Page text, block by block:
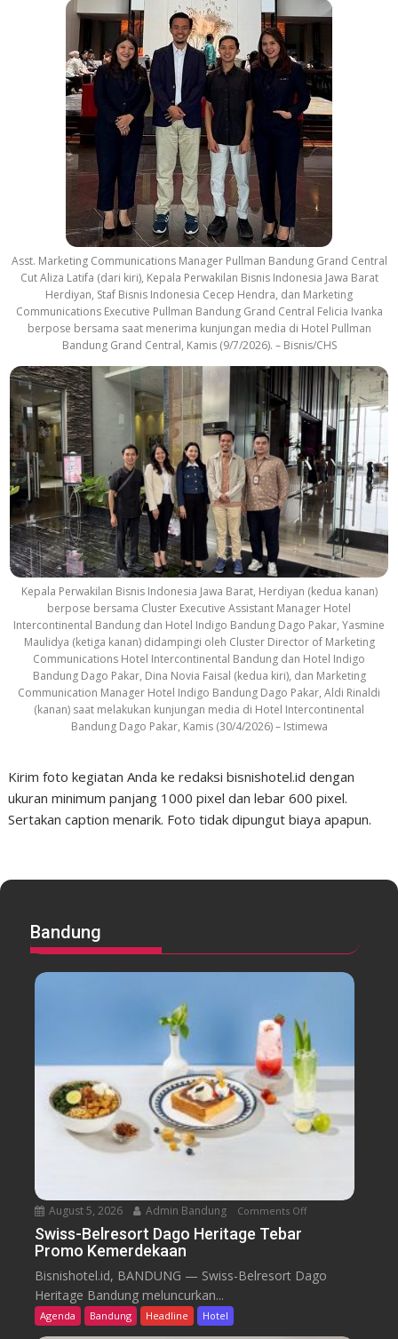
Asst. Marketing Communications Manager Pullman Bandung Grand Central
Cut Aliza Latifa (dari kiri), Kepala Perwakilan Bisnis Indonesia Jawa Barat
Herdiyan, Staf Bisnis Indonesia Cecep Hendra, dan Marketing
Communications Executive Pullman Bandung Grand Central Felicia Ivanka
berpose bersama saat menerima kunjungan media di Hotel Pullman
Bandung Grand Central, Kamis (9/7/2026). – Bisnis/CHS
Kepala Perwakilan Bisnis Indonesia Jawa Barat, Herdiyan (kedua kanan)
berpose bersama Cluster Executive Assistant Manager Hotel
Intercontinental Bandung dan Hotel Indigo Bandung Dago Pakar, Yasmine
Maulidya (ketiga kanan) didampingi oleh Cluster Director of Marketing
Communications Hotel Intercontinental Bandung dan Hotel Indigo
Bandung Dago Pakar, Dina Novia Faisal (kedua kiri), dan Marketing
Communication Manager Hotel Indigo Bandung Dago Pakar, Aldi Rinaldi
(kanan) saat melakukan kunjungan media di Hotel Intercontinental
Bandung Dago Pakar, Kamis (30/4/2026) – Istimewa
Kirim foto kegiatan Anda ke redaksi bisnishotel.id dengan
ukuran minimum panjang 1000 pixel dan lebar 600 pixel.
Sertakan caption menarik. Foto tidak dipungut biaya apapun.
Bandung
August 5, 2026 Admin Bandung Comments Offo
Swiss-Belresort Dago Heritage Tebar
Promo Kemerdekaan
Bisnishotel.id, BANDUNG — Swiss-Belresort Dago
Heritage Bandung meluncurkan...
Agenda Bandung Headline Hotel